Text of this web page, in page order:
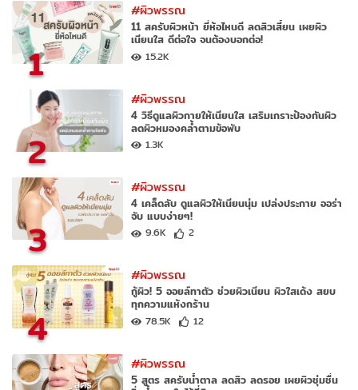
1
#ผิวพรรณ
11 สครับผิวหน้า ยี่ห้อไหนดี ลดสิวเสี้ยน เผยผิว
เนียนใส ดีต่อใจ จนต้องบอกต่อ!
15.2K
2
#ผิวพรรณ
4 วิธีดูแลผิวกายให้เนียนใส เสริมเกราะป้องกันผิว
ลดผิวหมองคล้ำตามข้อพับ
1.3K
3
#ผิวพรรณ
4 เคล็ดลับ ดูแลผิวให้เนียนนุ่ม เปล่งประกาย ออร่า
จับ แบบง่ายๆ!
9.6K 2
4
#ผิวพรรณ
กู้ผิว! 5 ออยล์ทาตัว ช่วยผิวเนียน ผิวใสเด้ง สยบ
ทุกความแห้งกร้าน
78.5K 12
#ผิวพรรณ
5 สูตร สครับน้ำตาล ลดสิว ลดรอย เผยผิวชุ่มชื่น